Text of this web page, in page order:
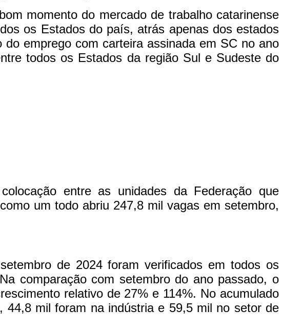
momento do mercado de trabalho catarinense
os Estados do país, atrás apenas dos estados
emprego com carteira assinada em SC no ano
todos os Estados da região Sul e Sudeste do
entre as unidades da Federação que
um todo abriu 247,8 mil vagas em setembro,
de 2024 foram verificados em todos os
comparação com setembro do ano passado, o
relativo de 27% e 114%. No acumulado
mil foram na indústria e 59,5 mil no setor de